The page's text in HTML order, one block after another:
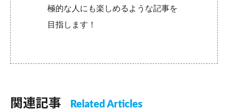
極的な人にも楽しめるような記事を
目指します！
関連記事 Related Articles